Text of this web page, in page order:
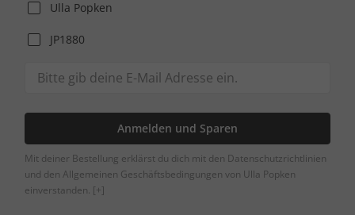
Ulla Popken
JP1880
Anmelden und Sparen
Mit deiner Bestellung erklärst du dich mit den Datenschutzrichtlinien
und den Allgemeinen Geschäftsbedingungen von Ulla Popken
einverstanden. [+]